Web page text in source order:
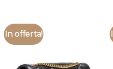
In offerta!